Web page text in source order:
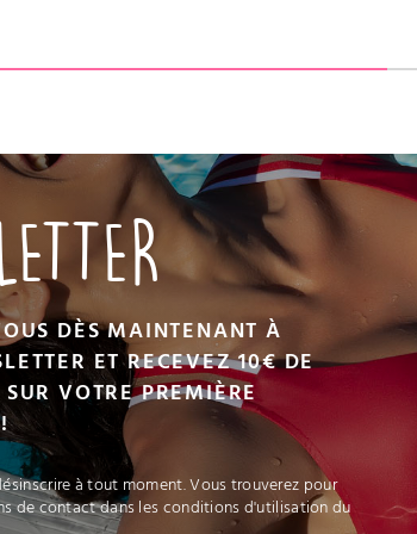
AJOUTER AU PANIER
DÈS MAINTENANT À
ET RECEVEZ 10€ DE
VOTRE PREMIÈRE
à tout moment. Vous trouverez pour
de contact dans les conditions d'utilisation du